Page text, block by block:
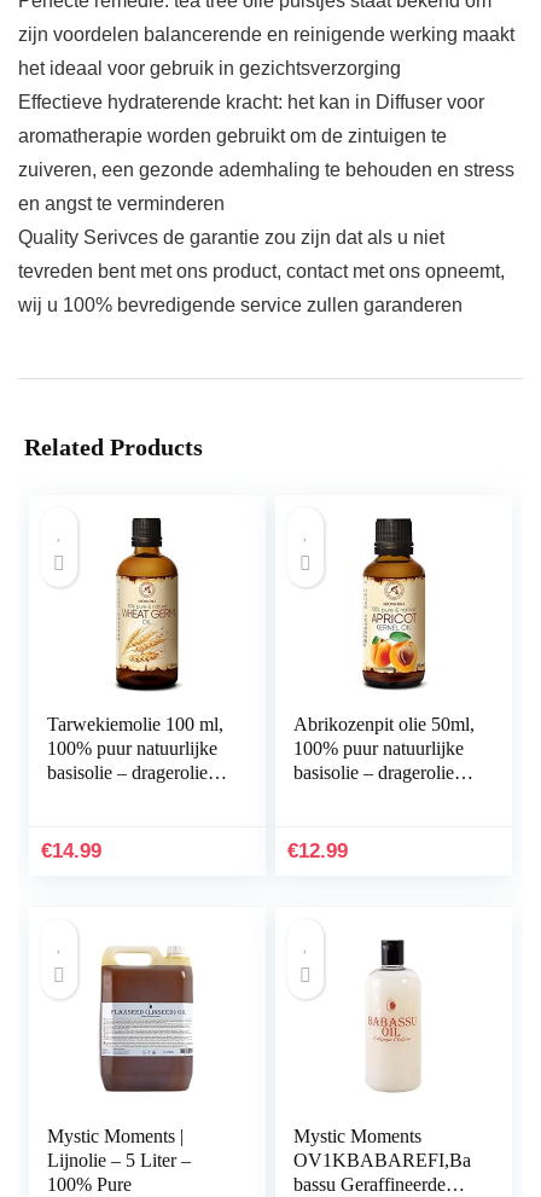
zijn voordelen balancerende en reinigende werking maakt
het ideaal voor gebruik in gezichtsverzorging
Effectieve hydraterende kracht: het kan in Diffuser voor
aromatherapie worden gebruikt om de zintuigen te
zuiveren, een gezonde ademhaling te behouden en stress
en angst te verminderen
Quality Serivces de garantie zou zijn dat als u niet
tevreden bent met ons product, contact met ons opneemt,
wij u 100% bevredigende service zullen garanderen
Related Products
Tarwekiemolie 100 ml,
100% puur natuurlijke
basisolie – dragerolie –
intensieve…
€14.99
Abrikozenpit olie 50ml,
100% puur natuurlijke
basisolie – dragerolie –
intensieve…
€12.99
Mystic Moments |
Lijnolie – 5 Liter –
100% Pure
Mystic Moments
OV1KBABAREFI,Ba
bassu Geraffineerde